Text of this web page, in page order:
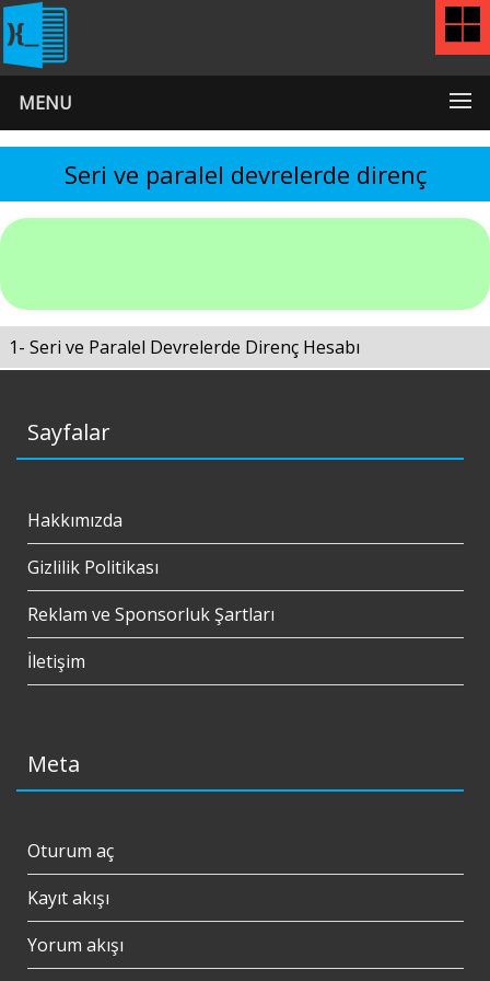
MENU
Seri ve paralel devrelerde direnç
1- Seri ve Paralel Devrelerde Direnç Hesabı
Sayfalar
Hakkımızda
Gizlilik Politikası
Reklam ve Sponsorluk Şartları
İletişim
Meta
Oturum aç
Kayıt akışı
Yorum akışı